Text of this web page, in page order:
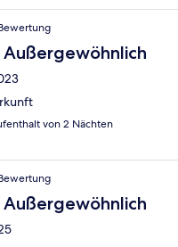
Außergewöhnlich
von 2 Nächten
Außergewöhnlich